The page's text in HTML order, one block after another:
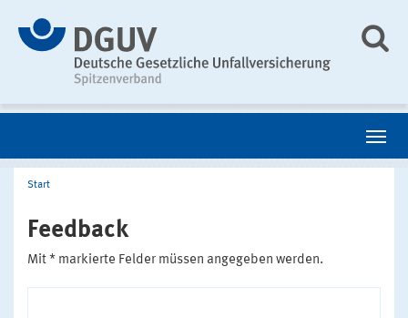
Start
Feedback
Mit * markierte Felder müssen angegeben werden.